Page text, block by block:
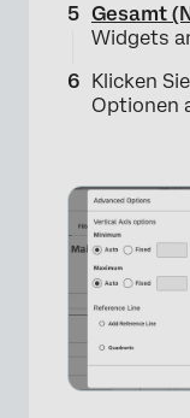
Gesamt
Widgets
Klicken
Optionen